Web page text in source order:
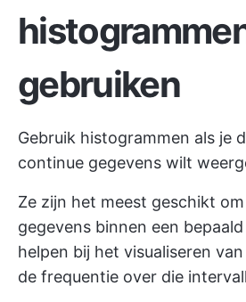
gebruiken
Gebruik histogrammen als je
continue gegevens wilt
Ze zijn het meest geschikt
gegevens binnen een
helpen bij het visualiseren
de frequentie over die